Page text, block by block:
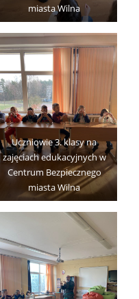
miasta Wilna
Uczniowie 3. klasy na
zajęciach edukacyjnych w
Centrum Bezpiecznego
miasta Wilna